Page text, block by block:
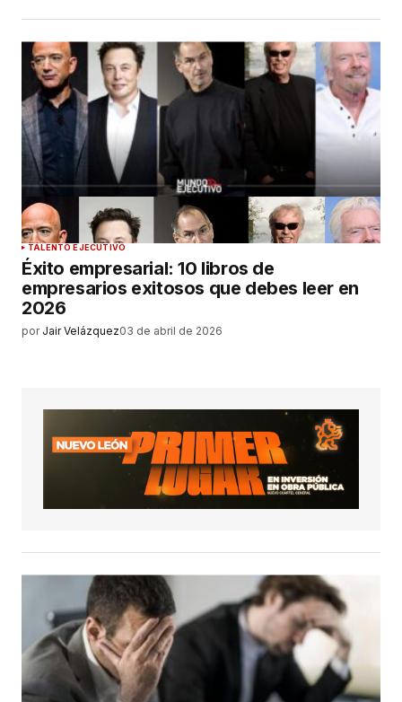
TALENTO EJECUTIVO
Éxito empresarial: 10 libros de
empresarios exitosos que debes leer en
2026
por Jair Velázquez03 de abril de 2026